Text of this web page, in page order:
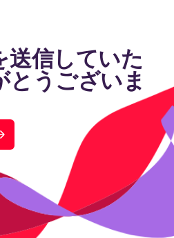
送信していた
とうございま